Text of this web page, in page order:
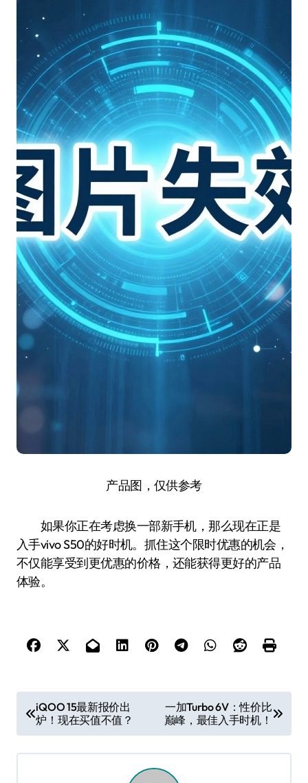
产品图，仅供参考
如果你正在考虑换一部新手机，那么现在正是
入手vivo S50的好时机。抓住这个限时优惠的机会，
不仅能享受到更优惠的价格，还能获得更好的产品
体验。
章
导
iQOO 15最新报价出
炉！现在买值不值？
一加Turbo 6V：性价比
巅峰，最佳入手时机！